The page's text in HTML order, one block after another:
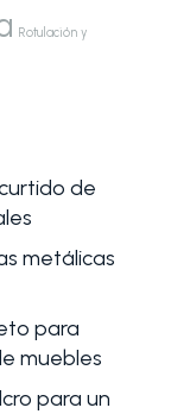
Rotulación y
de
metálicas
para
muebles
para un